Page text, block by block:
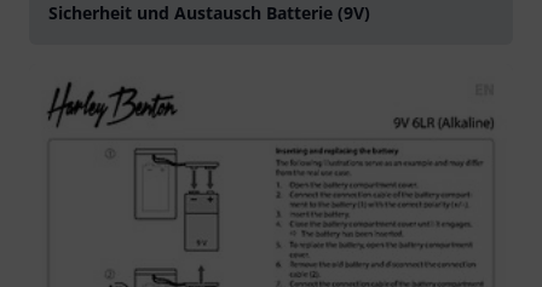
Sicherheit und Austausch Batterie (9V)